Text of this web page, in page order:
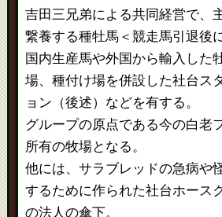
吉田三兄弟による共同経営で、
繋養する種牡馬＜競走馬引退後
国内生産馬や外国から輸入した
場、種付け場を併設した社台ス
ョン（後述）などを有する。
グループの原点である今の白老
所有の牧場となる。
他には、サラブレッドの急病や
するために作られた社台ホース
の法人の傘下。